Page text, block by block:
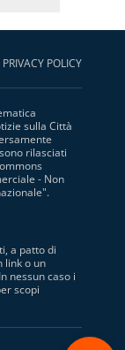
PRIVACY POLICY
sulla Città
rilasciati
- Non
".
a patto di
link o un
nessun caso i
scopi